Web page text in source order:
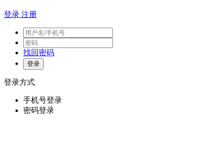
登录 注册
找回密码
登录方式
手机号登录
密码登录